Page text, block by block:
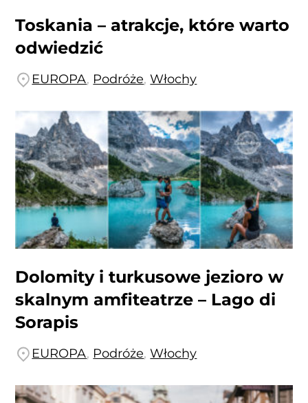
Toskania – atrakcje, które warto
odwiedzić
EUROPA, Podróże,Włochy
Dolomity i turkusowe jezioro w
skalnym amfiteatrze – Lago di
Sorapis
EUROPA, Podróże,Włochy